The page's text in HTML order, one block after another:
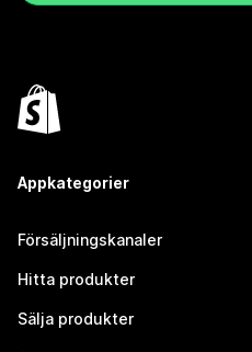
Appkategorier
Försäljningskanaler
Hitta produkter
Sälja produkter